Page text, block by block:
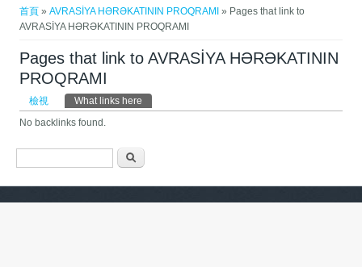
首頁 »AVRASİYA HƏRƏKATININ PROQRAMI » Pages that link to
AVRASİYA HƏRƏKATININ PROQRAMI
Pages that link to AVRASİYA HƏRƏKATININ
PROQRAMI
主要索引標籤
檢視 What links here
No backlinks found.